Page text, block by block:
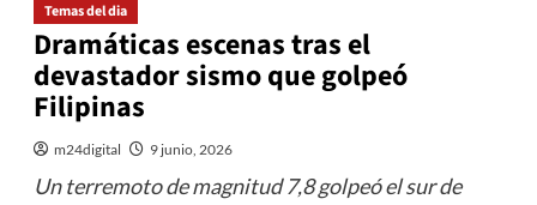
Temas del dia
Dramáticas escenas tras el
devastador sismo que golpeó
Filipinas
m24digital 9 junio, 2026
Un terremoto de magnitud 7,8 golpeó el sur de